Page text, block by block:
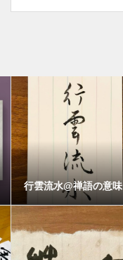
行雲流水@禅語の意味